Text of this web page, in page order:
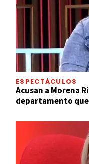
ESPECTÁCULOS
Acusan a Morena
departamento